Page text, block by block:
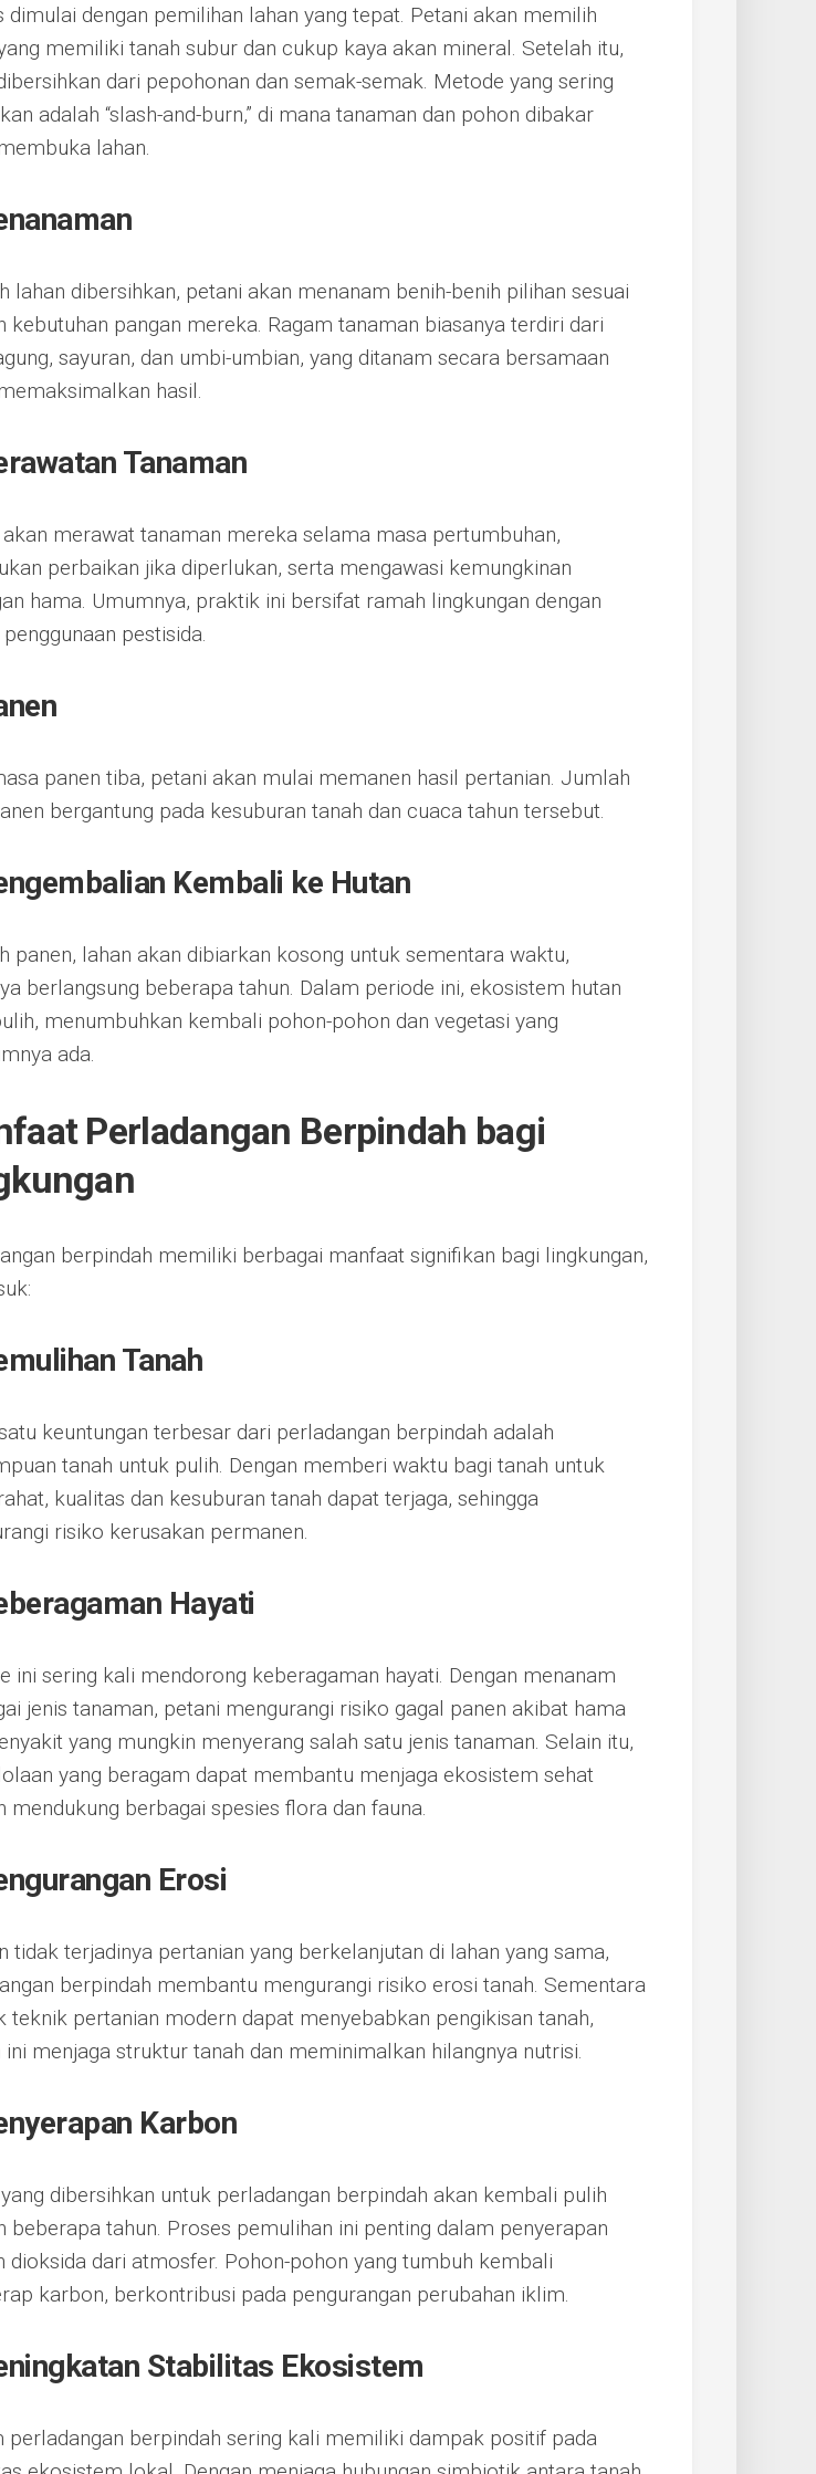
dimulai dengan pemilihan lahan yang tepat. Petani akan memilih
memiliki tanah subur dan cukup kaya akan mineral. Setelah itu,
dari pepohonan dan semak-semak. Metode yang sering
adalah “slash-and-burn,” di mana tanaman dan pohon dibakar
lahan.
lahan dibersihkan, petani akan menanam benih-benih pilihan sesuai
kebutuhan pangan mereka. Ragam tanaman biasanya terdiri dari
sayuran, dan umbi-umbian, yang ditanam secara bersamaan
hasil.
Tanaman
akan merawat tanaman mereka selama masa pertumbuhan,
perbaikan jika diperlukan, serta mengawasi kemungkinan
hama. Umumnya, praktik ini bersifat ramah lingkungan dengan
pestisida.
panen tiba, petani akan mulai memanen hasil pertanian. Jumlah
bergantung pada kesuburan tanah dan cuaca tahun tersebut.
Kembali ke Hutan
panen, lahan akan dibiarkan kosong untuk sementara waktu,
berlangsung beberapa tahun. Dalam periode ini, ekosistem hutan
menumbuhkan kembali pohon-pohon dan vegetasi yang
ada.
Perladangan Berpindah bagi
berpindah memiliki berbagai manfaat signifikan bagi lingkungan,
Tanah
keuntungan terbesar dari perladangan berpindah adalah
tanah untuk pulih. Dengan memberi waktu bagi tanah untuk
kualitas dan kesuburan tanah dapat terjaga, sehingga
risiko kerusakan permanen.
Hayati
ini sering kali mendorong keberagaman hayati. Dengan menanam
jenis tanaman, petani mengurangi risiko gagal panen akibat hama
yang mungkin menyerang salah satu jenis tanaman. Selain itu,
yang beragam dapat membantu menjaga ekosistem sehat
mendukung berbagai spesies flora dan fauna.
Erosi
tidak terjadinya pertanian yang berkelanjutan di lahan yang sama,
berpindah membantu mengurangi risiko erosi tanah. Sementara
teknik pertanian modern dapat menyebabkan pengikisan tanah,
menjaga struktur tanah dan meminimalkan hilangnya nutrisi.
Karbon
dibersihkan untuk perladangan berpindah akan kembali pulih
beberapa tahun. Proses pemulihan ini penting dalam penyerapan
dioksida dari atmosfer. Pohon-pohon yang tumbuh kembali
karbon, berkontribusi pada pengurangan perubahan iklim.
Stabilitas Ekosistem
perladangan berpindah sering kali memiliki dampak positif pada